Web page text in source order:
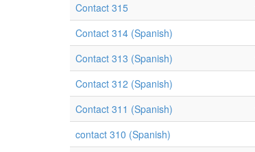
Contact 315
Contact 314 (Spanish)
Contact 313 (Spanish)
Contact 312 (Spanish)
Contact 311 (Spanish)
contact 310 (Spanish)